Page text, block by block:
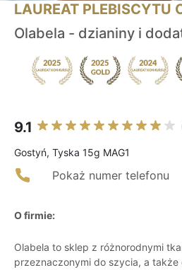
LAUREAT PLEBISCYTU
Olabela - dzianiny i
9.1
Gostyń, Tyska 15g MAG1
Pokaż numer telefonu
O firmie:
Olabela to sklep z różnorodnymi
przeznaczonymi do szycia, a także